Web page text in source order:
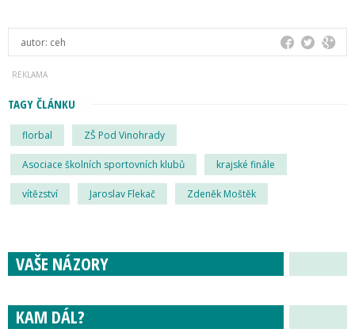
autor: ceh
TAGY ČLÁNKU
florbal ZŠ Pod Vinohrady
Asociace školních sportovních klubů krajské finále
vítězství Jaroslav Flekač Zdeněk Moštěk
VAŠE NÁZORY
KAM DÁL?